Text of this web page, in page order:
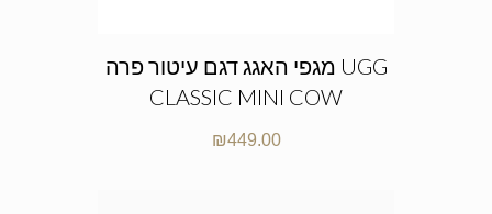
מגפי האגג דגם עיטור פרה UGG
CLASSIC MINI COW
₪449.00